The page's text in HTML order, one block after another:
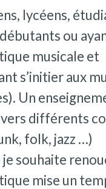
lycéens,
ou
musicale et
s’initier aux
Un
différents
folk, jazz …)
souhaite
mise un